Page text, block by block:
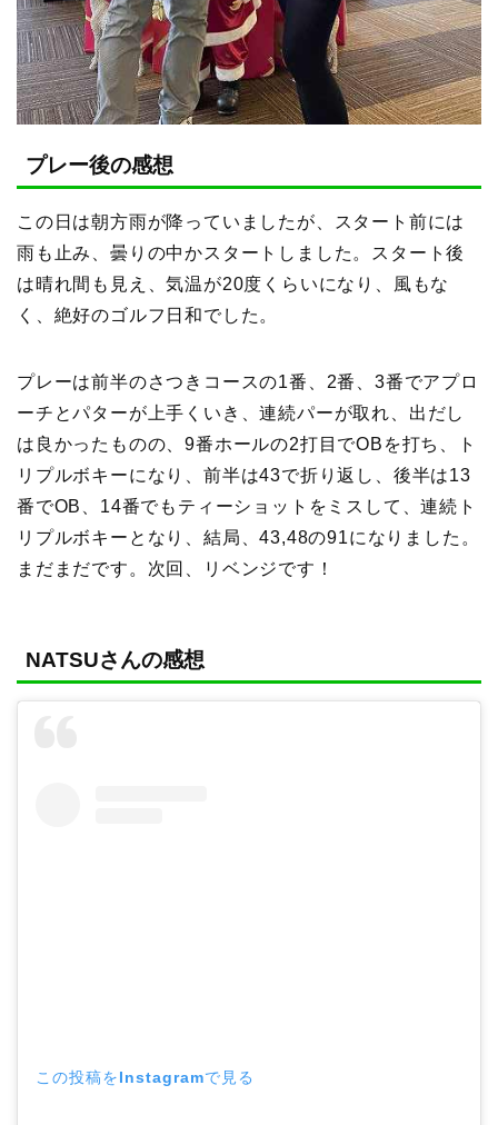
プレー後の感想
この日は朝方雨が降っていましたが、スタート前には
雨も止み、曇りの中かスタートしました。スタート後
は晴れ間も見え、気温が20度くらいになり、風もな
く、絶好のゴルフ日和でした。
プレーは前半のさつきコースの1番、2番、3番でアプロ
ーチとパターが上手くいき、連続パーが取れ、出だし
は良かったものの、9番ホールの2打目でOBを打ち、ト
リプルボキーになり、前半は43で折り返し、後半は13
番でOB、14番でもティーショットをミスして、連続ト
リプルボキーとなり、結局、43,48の91になりました。
まだまだです。次回、リベンジです！
NATSUさんの感想
この投稿をInstagramで見る